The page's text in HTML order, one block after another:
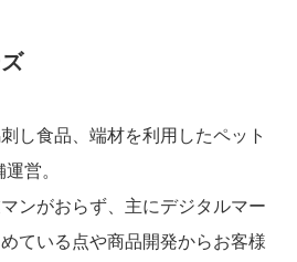
し食品、端材を利用したペット
営。
ンがおらず、主にデジタルマー
ている点や商品開発からお客様